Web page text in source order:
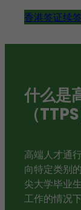
香港签证续签
什么是
（
高端人才通
向特定类别
尖大学毕业
工作的情况